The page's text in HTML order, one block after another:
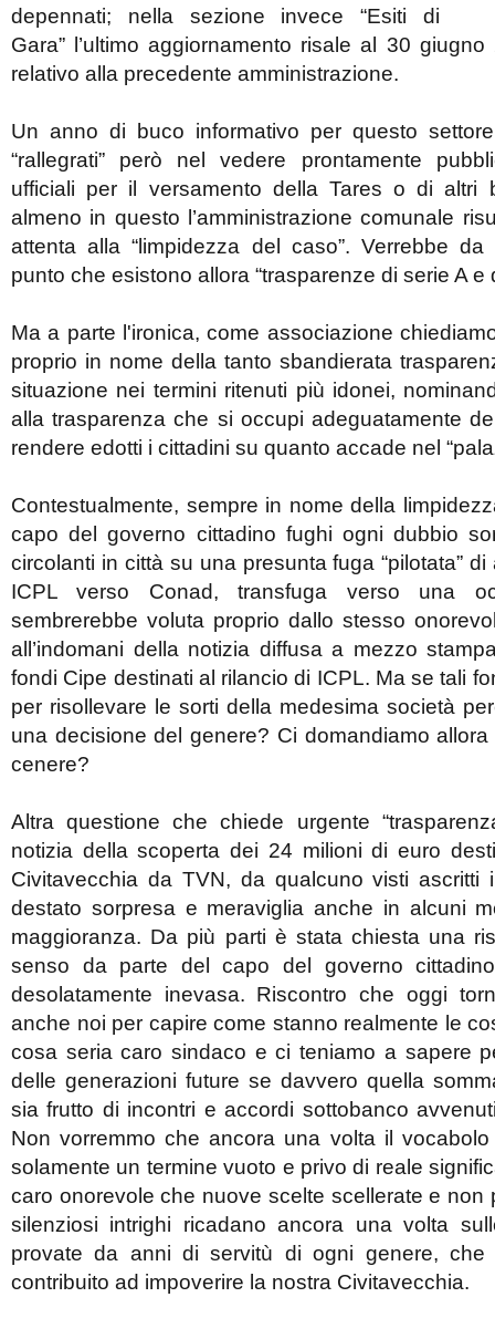
depennati; nella sezione invece “Esiti di
Gara” l’ultimo aggiornamento risale al 30
relativo alla precedente amministrazione.
Un anno di buco informativo per questo
“rallegrati” però nel vedere prontamente
ufficiali per il versamento della Tares o di altri
almeno in questo l’amministrazione comunale
attenta alla “limpidezza del caso”. Verrebbe
punto che esistono allora “trasparenze di serie A e
Ma a parte l'ironica, come associazione
proprio in nome della tanto sbandierata
situazione nei termini ritenuti più idonei,
alla trasparenza che si occupi adeguatamente
rendere edotti i cittadini su quanto accade nel
Contestualmente, sempre in nome della
capo del governo cittadino fughi ogni dubbio
circolanti in città su una presunta fuga “pilotata”
ICPL verso Conad, transfuga verso una
sembrerebbe voluta proprio dallo stesso
all’indomani della notizia diffusa a mezzo
fondi Cipe destinati al rilancio di ICPL. Ma se tali
per risollevare le sorti della medesima società
una decisione del genere? Ci domandiamo
cenere?
Altra questione che chiede urgente
notizia della scoperta dei 24 milioni di euro
Civitavecchia da TVN, da qualcuno visti ascritti
destato sorpresa e meraviglia anche in alcuni
maggioranza. Da più parti è stata chiesta una
senso da parte del capo del governo
desolatamente inevasa. Riscontro che oggi
anche noi per capire come stanno realmente le
cosa seria caro sindaco e ci teniamo a sapere
delle generazioni future se davvero quella
sia frutto di incontri e accordi sottobanco
Non vorremmo che ancora una volta il vocabolo
solamente un termine vuoto e privo di reale
caro onorevole che nuove scelte scellerate e non
silenziosi intrighi ricadano ancora una volta
provate da anni di servitù di ogni genere, che
contribuito ad impoverire la nostra Civitavecchia.